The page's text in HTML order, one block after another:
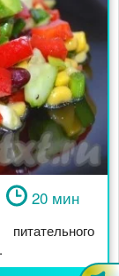
20 мин